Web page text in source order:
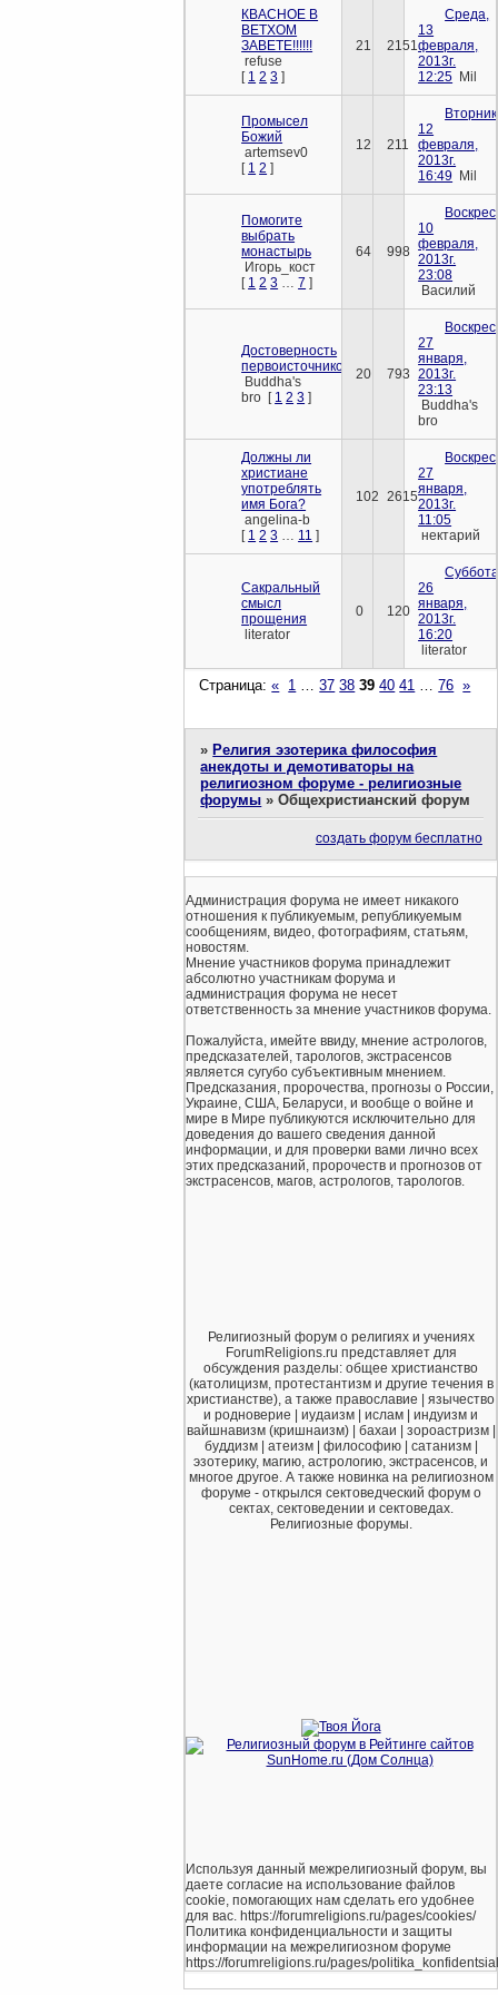
КВАСНОЕ В
ВЕТХОМ
ЗАВЕТЕ!!!!!!
refuse
[ 1 2 3 ]
21 2151
Среда,
13
февраля,
2013г.
12:25 Mil
Промысел
Божий
artemsev0
[ 1 2 ]
12 211
12
февраля,
2013г.
16:49 Mil
Помогите
выбрать
монастырь
Игорь_кост
[ 1 2 3 7 ]
64 998
10
февраля,
2013г.
23:08
Василий
Достоверность
первоисточников
Buddha's
bro [ 1 2 3 ]
20 793
27
января,
2013г.
23:13
Buddha's
bro
Должны ли
христиане
употреблять
имя Бога?
angelina-b
[ 1 2 3 11 ]
102 2615
27
января,
2013г.
11:05
нектарий
Сакральный
смысл
прощения
literator
0 120
26
января,
2013г.
16:20
literator
Страница:« 1 … 37 38 39 40 41 … 76 »
»Религия эзотерика философия
анекдоты и демотиваторы на
религиозном форуме - религиозные
форумы »Общехристианский форум
создать форум бесплатно
Администрация форума не имеет никакого
отношения к публикуемым, републикуемым
сообщениям, видео, фотографиям, статьям,
новостям.
Мнение участников форума принадлежит
абсолютно участникам форума и
администрация форума не несет
ответственность за мнение участников форума.
Пожалуйста, имейте ввиду, мнение астрологов,
предсказателей, тарологов, экстрасенсов
является сугубо субъективным мнением.
Предсказания, пророчества, прогнозы о России,
Украине, США, Беларуси, и вообще о войне и
мире в Мире публикуются исключительно для
доведения до вашего сведения данной
информации, и для проверки вами лично всех
этих предсказаний, пророчеств и прогнозов от
экстрасенсов, магов, астрологов, тарологов.
Религиозный форум о религиях и учениях
ForumReligions.ru представляет для
обсуждения разделы: общее христианство
(католицизм, протестантизм и другие течения в
христианстве), а также православие | язычество
и родноверие | иудаизм | ислам | индуизм и
вайшнавизм (кришнаизм) | бахаи | зороастризм |
буддизм | атеизм | философию | сатанизм |
эзотерику, магию, астрологию, экстрасенсов, и
многое другое. А также новинка на религиозном
форуме - открылся сектоведческий форум о
сектах, сектоведении и сектоведах.
Религиозные форумы.
Используя данный межрелигиозный форум, вы
даете согласие на использование файлов
cookie, помогающих нам сделать его удобнее
для вас. https://forumreligions.ru/pages/cookies/
Политика конфиденциальности и защиты
информации на межрелигиозном форуме
https://forumreligions.ru/pages/